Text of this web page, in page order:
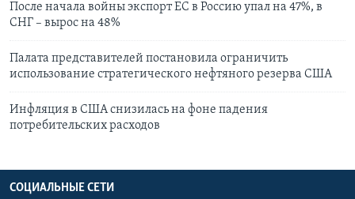
После начала войны экспорт ЕС в Россию упал на 47%, в
СНГ – вырос на 48%
Палата представителей постановила ограничить
использование cтратегического нефтяного резерва США
Инфляция в США снизилась на фоне падения
потребительских расходов
СОЦИАЛЬНЫЕ СЕТИ